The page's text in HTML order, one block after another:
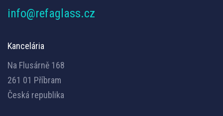
info@refaglass.cz
Kancelária
Na Flusárně 168
261 01 Příbram
Česká republika